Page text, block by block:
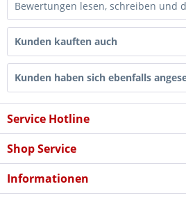
Bewertungen lesen, schreiben und
Kunden kauften auch
Kunden haben sich ebenfalls
Service Hotline
Shop Service
Informationen